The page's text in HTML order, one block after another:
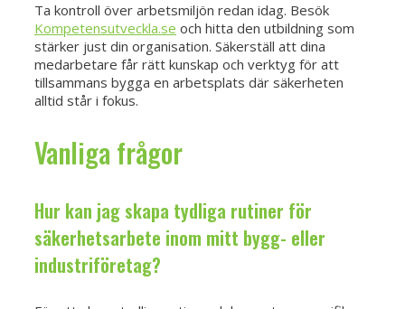
Ta kontroll över arbetsmiljön redan idag. Besök
Kompetensutveckla.se och hitta den utbildning som
stärker just din organisation. Säkerställ att dina
medarbetare får rätt kunskap och verktyg för att
tillsammans bygga en arbetsplats där säkerheten
alltid står i fokus.
Vanliga frågor
Hur kan jag skapa tydliga rutiner för
säkerhetsarbete inom mitt bygg- eller
industriföretag?